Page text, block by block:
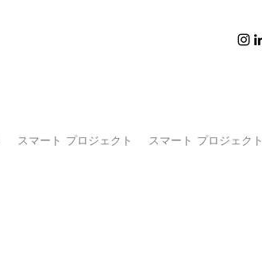
スマート プロジェクト スマート プロジェクト